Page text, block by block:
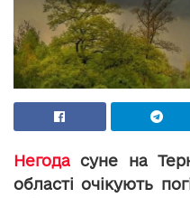
Негода суне на
області очікують